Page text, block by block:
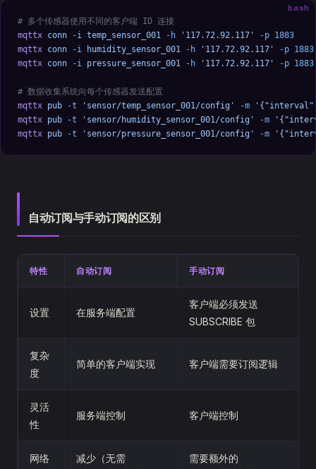
bash
# 多个传感器使用不同的客户端 ID 连接
mqttx conn -i temp_sensor_001 -h '117.72.92.117' -p 1883
mqttx conn -i humidity_sensor_001 -h '117.72.92.117' -p 1883
mqttx conn -i pressure_sensor_001 -h '117.72.92.117' -p 1883
# 数据收集系统向每个传感器发送配置
mqttx pub -t 'sensor/temp_sensor_001/config' -m
mqttx pub -t 'sensor/humidity_sensor_001/config' -m
mqttx pub -t 'sensor/pressure_sensor_001/config' -m
自动订阅与手动订阅的区别
特性 自动订阅 手动订阅
设置 在服务端配置
客户端必须发送
SUBSCRIBE 包
复杂
度
简单的客户端实现 客户端需要订阅逻辑
灵活
性
服务端控制 客户端控制
网络
减少（无需
需要额外的